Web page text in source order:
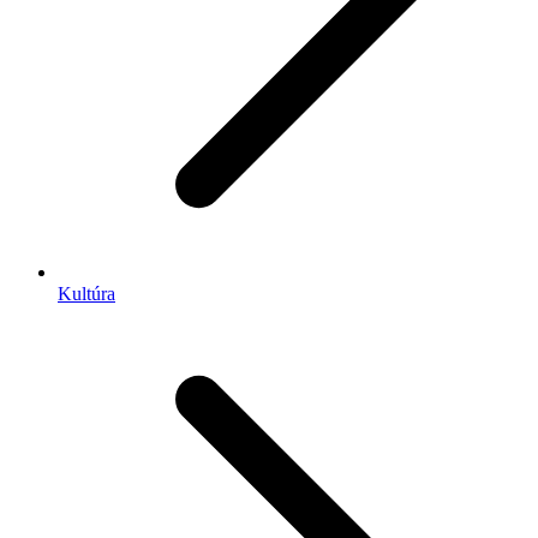
Kultúra